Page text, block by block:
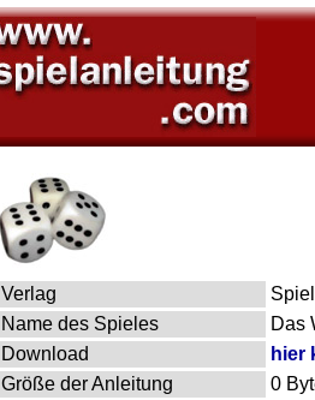
Verlag
Name des Spieles
Das
Download
hier
Größe der Anleitung
0